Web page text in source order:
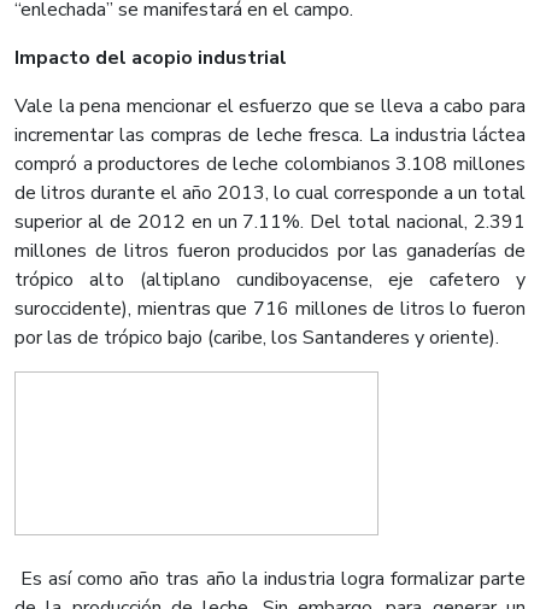
“enlechada” se manifestará en el campo.
Impacto del acopio industrial
Vale la pena mencionar el esfuerzo que se lleva a cabo para
incrementar las compras de leche fresca. La industria láctea
compró a productores de leche colombianos 3.108 millones
de litros durante el año 2013, lo cual corresponde a un total
superior al de 2012 en un 7.11%. Del total nacional, 2.391
millones de litros fueron producidos por las ganaderías de
trópico alto (altiplano cundiboyacense, eje cafetero y
suroccidente), mientras que 716 millones de litros lo fueron
por las de trópico bajo (caribe, los Santanderes y oriente).
Es así como año tras año la industria logra formalizar parte